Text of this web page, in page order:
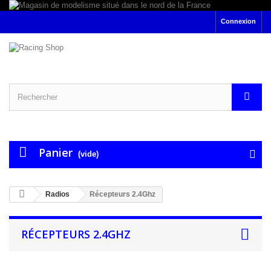
Connexion
Panier (vide)
Radios Récepteurs 2.4Ghz
RÉCEPTEURS 2.4GHZ